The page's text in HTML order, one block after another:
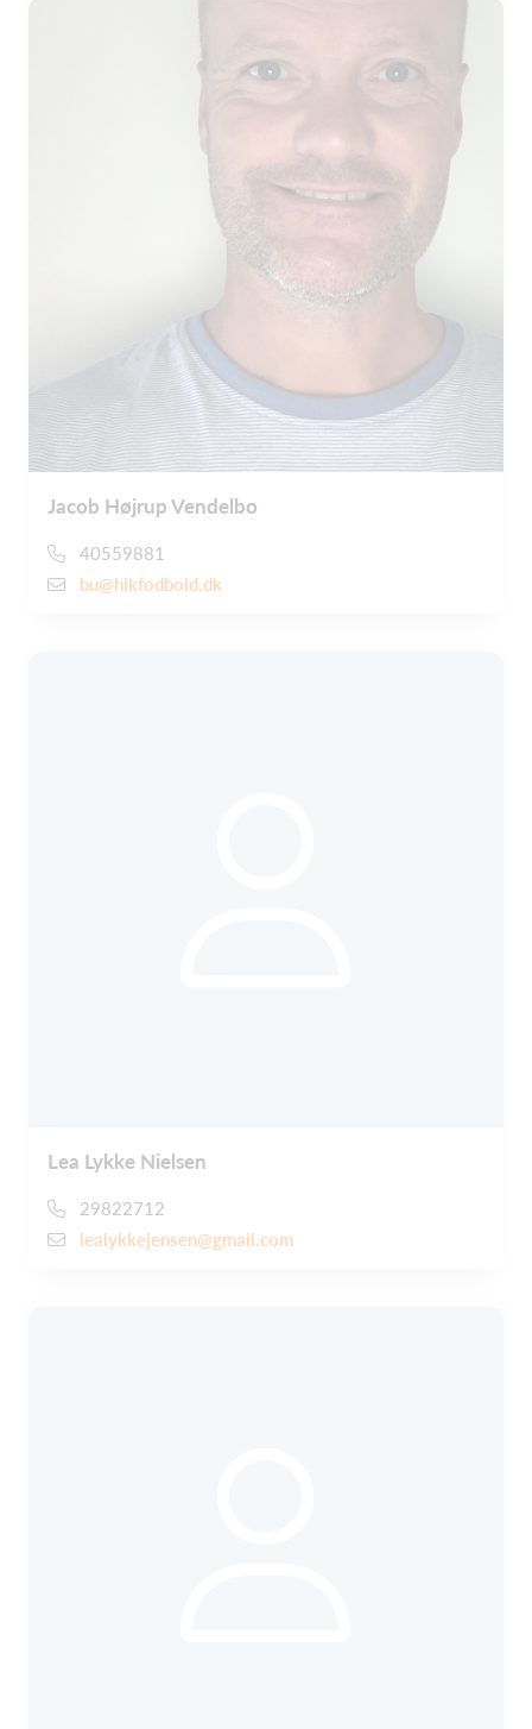
Jacob Højrup Vendelbo
40559881
bu@hikfodbold.dk
Lea Lykke Nielsen
29822712
lealykkejensen@gmail.com